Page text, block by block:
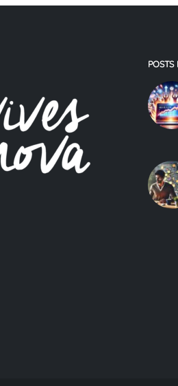
POSTS